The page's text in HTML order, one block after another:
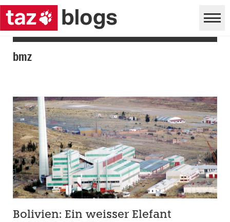
bmz
Bolivien: Ein weisser Elefant